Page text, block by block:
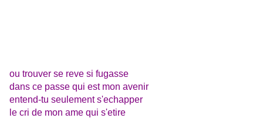
ou trouver se reve si fugasse
dans ce passe qui est mon avenir
entend-tu seulement s'echapper
le cri de mon ame qui s'etire